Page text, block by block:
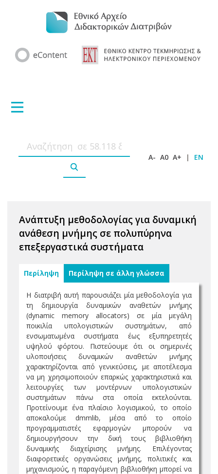
A- A0 A+ | EN
Ανάπτυξη μεθοδολογίας για δυναμική
ανάθεση μνήμης σε πολυπύρηνα
επεξεργαστικά συστήματα
Περίληψη Περίληψη σε άλλη γλώσσα
Η διατριβή αυτή παρουσιάζει μία μεθοδολογία για
τη δημιουργία δυναμικών αναθετών μνήμης
(dynamic memory allocators) σε μία μεγάλη
ποικιλία υπολογιστικών συστημάτων, από
ενσωματωμένα συστήματα έως εξυπηρετητές
υψηλού φόρτου. Πιστεύουμε ότι οι σημερινές
υλοποιήσεις δυναμικών αναθετών μνήμης
χαρακτηρίζονται από γενικεύσεις, με αποτέλεσμα
να μη χρησιμοποιούν επαρκώς χαρακτηριστικά και
λειτουργίες των μοντέρνων υπολογιστικών
συστημάτων πάνω στα οποία εκτελούνται.
Προτείνουμε ένα πλαίσιο λογισμικού, το οποίο
αποκαλούμε dmmlib, μέσα από το οποίο
προγραμματιστές εφαρμογών μπορούν να
δημιουργήσουν την δική τους βιβλιοθήκη
δυναμικής διαχείρισης μνήμης. Επιλέγοντας
διαφορετικές οργανώσεις μνήμης, πολιτικές και
μηχανισμούς, η παραγόμενη βιβλιοθήκη μπορεί να